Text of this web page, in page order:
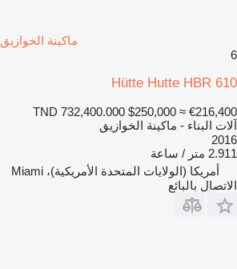
ماكينة الخوازيق Hütte Hutte HBR 610
6
Hütte Hutte HBR 610
TND 732,400.000 $250,000 ≈ €216,400
آلات البناء - ماكينة الخوازيق
2016
2.911 متر / ساعة
أمريكا (الولايات المتحدة الأمريكية)، Miami
الاتصال بالبائع